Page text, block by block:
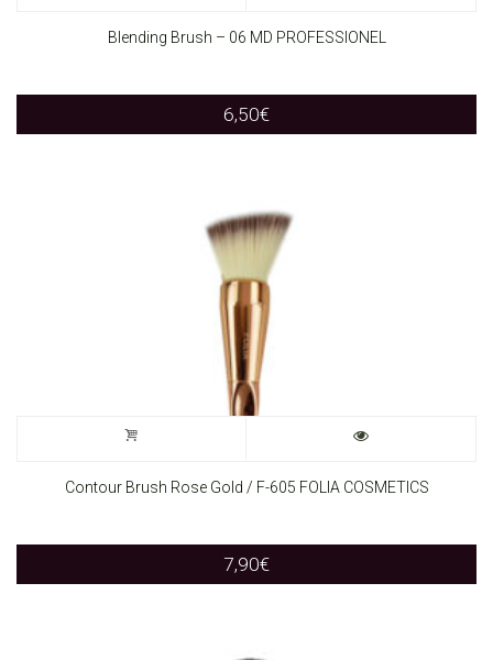
Blending Brush – 06 MD PROFESSIONEL
6,50€
Contour Brush Rose Gold / F-605 FOLIA COSMETICS
7,90€